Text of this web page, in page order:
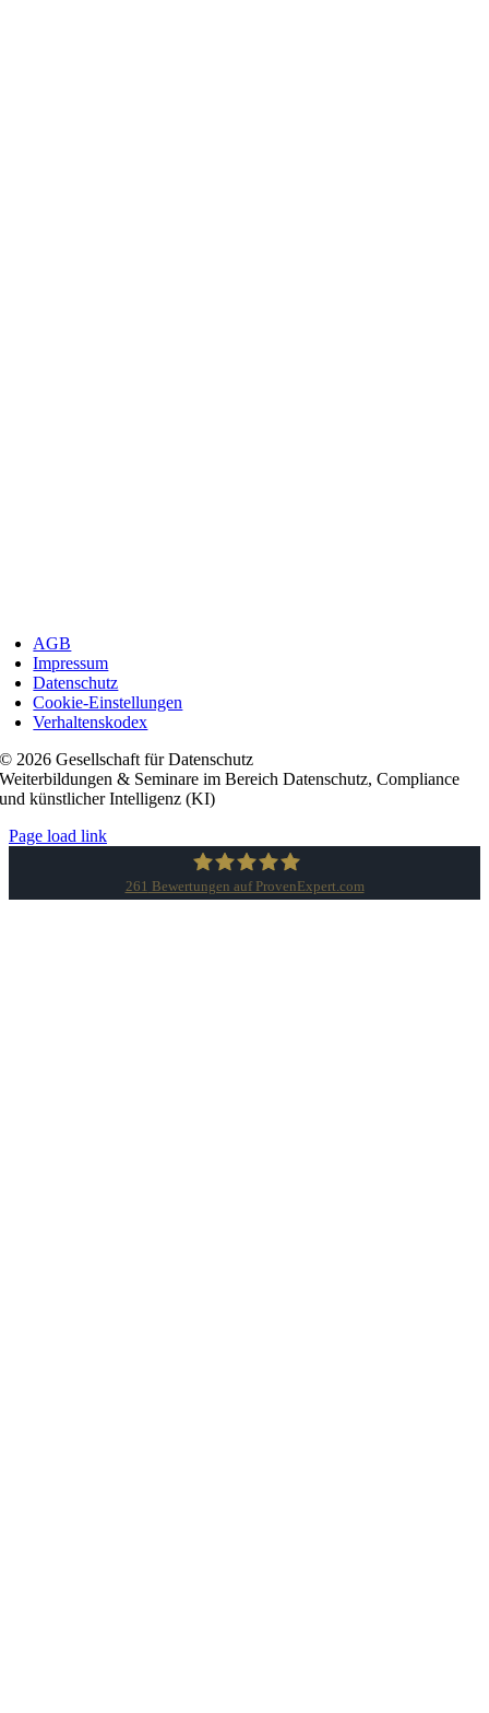
AGB
Impressum
Datenschutz
Cookie-Einstellungen
Verhaltenskodex
© 2026 Gesellschaft für Datenschutz
Weiterbildungen & Seminare im Bereich Datenschutz, Compliance
und künstlicher Intelligenz (KI)
Page load link
261 Bewertungen auf ProvenExpert.com